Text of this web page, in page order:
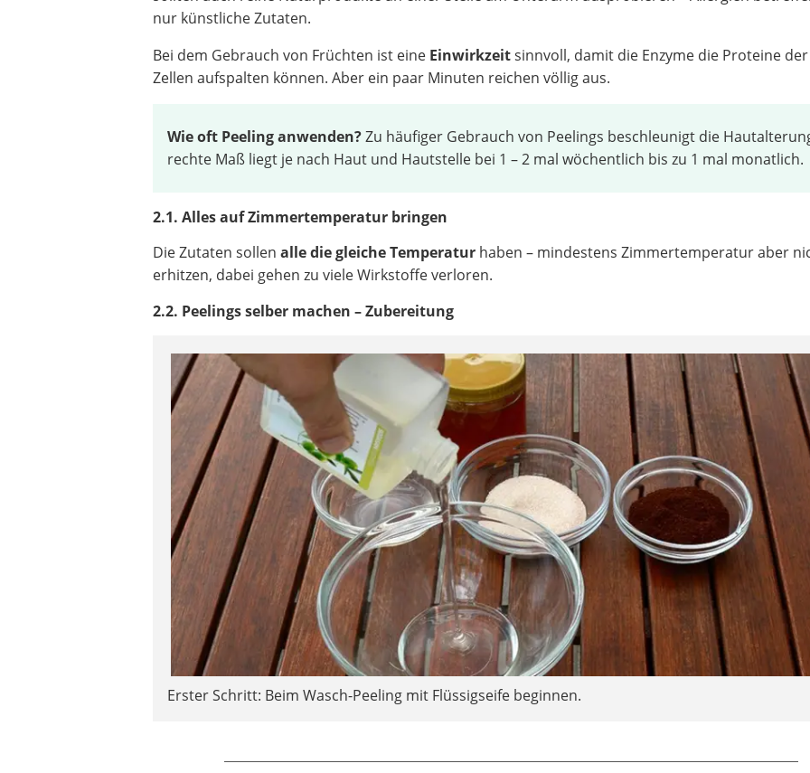
nur künstliche Zutaten.
Bei dem Gebrauch von Früchten ist eine Einwirkzeitsinnvoll, damit die Enzyme die Proteine
Zellen aufspalten können. Aber ein paar Minuten reichen völlig aus.
Wie oft Peeling anwenden?Zu häufiger Gebrauch von Peelings beschleunigt die
rechte Maß liegt je nach Haut und Hautstelle bei 1 – 2 mal wöchentlich bis zu 1 mal monatlich.
2.1. Alles auf Zimmertemperatur bringen
Die Zutaten sollenalle die gleiche Temperatur haben – mindestens Zimmertemperatur aber
erhitzen, dabei gehen zu viele Wirkstoffe verloren.
2.2. Peelings selber machen – Zubereitung
Erster Schritt: Beim Wasch-Peeling mit Flüssigseife beginnen.